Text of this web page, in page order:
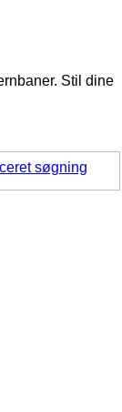
Stil dine
søgning